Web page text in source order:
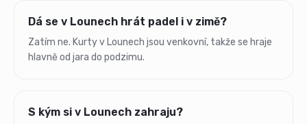
Dá se v Lounech hrát padel i v zimě?
Zatím ne. Kurty v Lounech jsou venkovní, takže se hraje
hlavně od jara do podzimu.
S kým si v Lounech zahraju?